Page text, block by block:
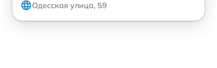
Одесская улица, 59